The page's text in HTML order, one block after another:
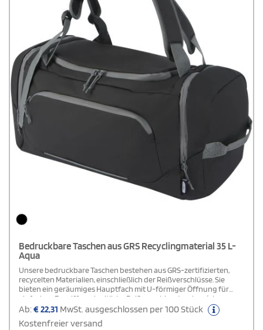
Bedruckbare Taschen aus GRS Recyclingmaterial 35 L-
Aqua
Unsere bedruckbare Taschen bestehen aus GRS-zertifizierten,
recycelten Materialien, einschließlich der Reißverschlüsse. Sie
bieten ein geräumiges Hauptfach mit U-förmiger Öffnung für
einfachen Zugriff, zwei seitliche Reißverschlusstaschen (eine
davon für Schuhe), eine Reißverschlusstasche auf der Vorderseite,
eine Netztasche für die Wasserflasche auf der Rückseite und
reflektierende Paspeln für bessere Sichtbarkeit. Die Tasche kann
Ab:€22,31 MwSt. ausgeschlossen per 100 Stück
Kostenfreier versand